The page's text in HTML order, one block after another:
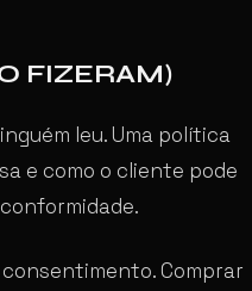
FIZERAM)
leu. Uma política
e como o cliente pode
Comprar